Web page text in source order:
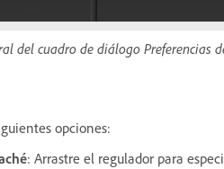
del cuadro de diálogo Preferencias
opciones:
: Arrastre el regulador para